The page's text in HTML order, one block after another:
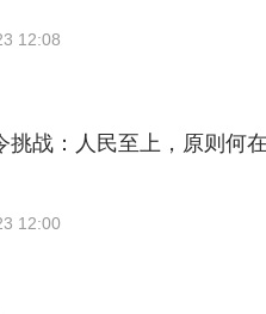
12:08
挑战：人民至上，原则何
12:00